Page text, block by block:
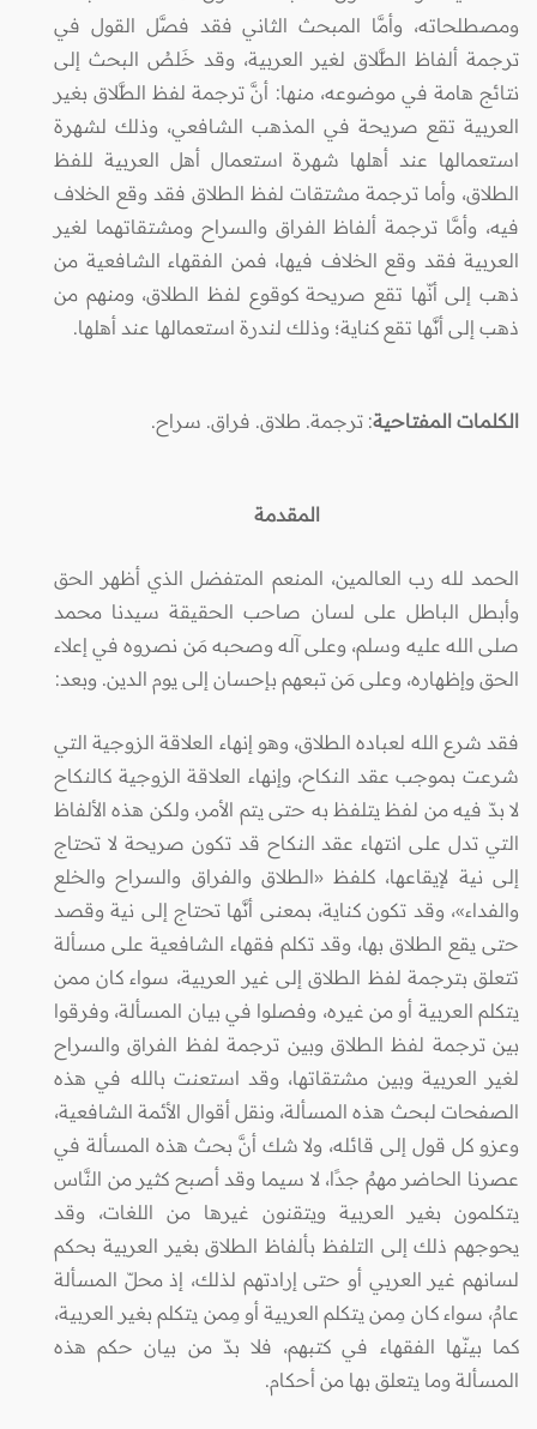
ومصطلحاته، وأمَّا المبحث الثاني فقد فصَّل القول في
ترجمة ألفاظ الطَّلاق لغير العربية، وقد خَلصُ البحث إلى
نتائج هامة في موضوعه، منها: أنَّ ترجمة لفظ الطَّلاق بغير
العربية تقع صريحة في المذهب الشافعي، وذلك لشهرة
استعمالها عند أهلها شهرة استعمال أهل العربية للفظ
الطلاق، وأما ترجمة مشتقات لفظ الطلاق فقد وقع الخلاف
فيه، وأمَّا ترجمة ألفاظ الفراق والسراح ومشتقاتهما لغير
العربية فقد وقع الخلاف فيها، فمن الفقهاء الشافعية من
ذهب إلى أنّها تقع صريحة كوقوع لفظ الطلاق، ومنهم من
ذهب إلى أنَّها تقع كناية؛ وذلك لندرة استعمالها عند أهلها.
الكلمات المفتاحية: ترجمة. طلاق. فراق. سراح.
المقدمة
الحمد لله رب العالمين، المنعم المتفضل الذي أظهر الحق
وأبطل الباطل على لسان صاحب الحقيقة سيدنا محمد
صلى الله عليه وسلم، وعلى آله وصحبه مَن نصروه في إعلاء
الحق وإظهاره، وعلى مَن تبعهم بإحسان إلى يوم الدين. وبعد:
فقد شرع الله لعباده الطلاق، وهو إنهاء العلاقة الزوجية التي
شرعت بموجب عقد النكاح، وإنهاء العلاقة الزوجية كالنكاح
لا بدّ فيه من لفظ يتلفظ به حتى يتم الأمر، ولكن هذه الألفاظ
التي تدل على انتهاء عقد النكاح قد تكون صريحة لا تحتاج
إلى نية لإيقاعها، كلفظ «الطلاق والفراق والسراح والخلع
والفداء»، وقد تكون كناية، بمعنى أنَّها تحتاج إلى نية وقصد
حتى يقع الطلاق بها، وقد تكلم فقهاء الشافعية على مسألة
تتعلق بترجمة لفظ الطلاق إلى غير العربية، سواء كان ممن
يتكلم العربية أو من غيره، وفصلوا في بيان المسألة، وفرقوا
بين ترجمة لفظ الطلاق وبين ترجمة لفظ الفراق والسراح
لغير العربية وبين مشتقاتها، وقد استعنت بالله في هذه
الصفحات لبحث هذه المسألة، ونقل أقوال الأئمة الشافعية،
وعزو كل قول إلى قائله، ولا شك أنَّ بحث هذه المسألة في
عصرنا الحاضر مهمٌ جدًا، لا سيما وقد أصبح كثير من النَّاس
يتكلمون بغير العربية ويتقنون غيرها من اللغات، وقد
يحوجهم ذلك إلى التلفظ بألفاظ الطلاق بغير العربية بحكم
لسانهم غير العربي أو حتى إرادتهم لذلك، إذ محلّ المسألة
عامٌ، سواء كان مِمن يتكلم العربية أو مِمن يتكلم بغير العربية،
كما بينّها الفقهاء في كتبهم، فلا بدّ من بيان حكم هذه
المسألة وما يتعلق بها من أحكام.